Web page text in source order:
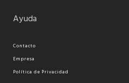
Ayuda
Contacto
Empresa
Política de Privacidad